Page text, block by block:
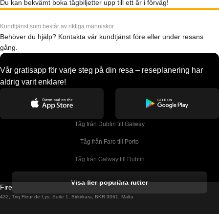
Du kan bekvämt boka tågbiljetter upp till ett år i förväg!
Kundtjänst som består av riktiga människor
Behöver du hjälp? Kontakta vår kundtjänst före eller under resans
gång.
Vår gratisapp för varje steg på din resa – reseplanering har
aldrig varit enklare!
Tåg från Dublin till Galway
Tåg från Faro till Porto
Tåg från Galway till Dublin
Tåg från Porto till Faro
Visa fler populära rutter
Firebird GT Limited (OC 1451)
432, Triq Fleur de Lys, Suite 1, Birkirkara, BKR 9061, Malta